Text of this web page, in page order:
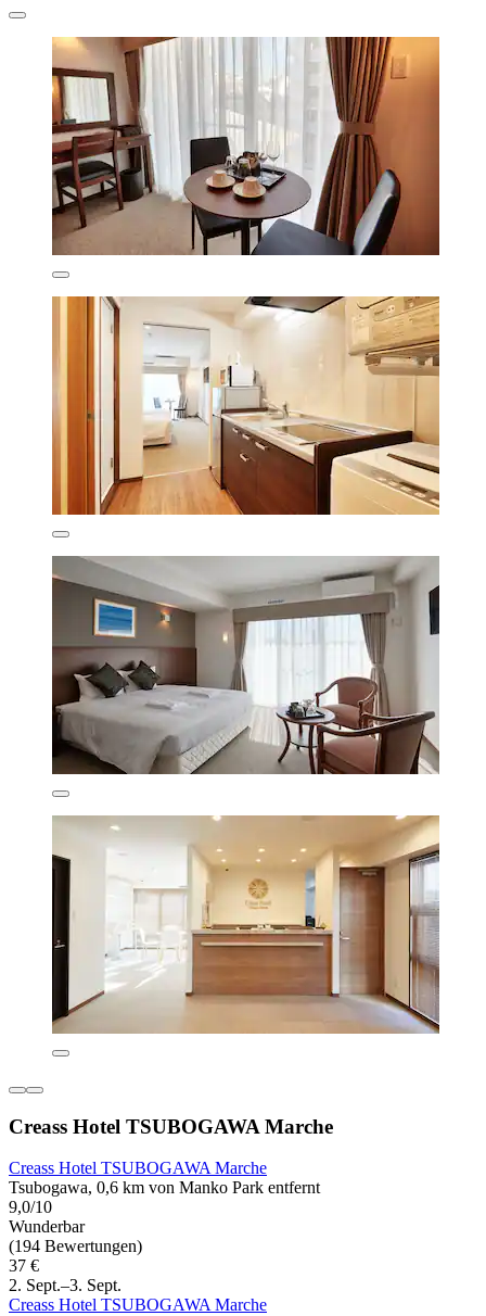
Creass Hotel TSUBOGAWA Marche
Creass Hotel TSUBOGAWA Marche
Tsubogawa, 0,6 km von Manko Park entfernt
9,0/10
Wunderbar
(194 Bewertungen)
37 €
2. Sept.–3. Sept.
Creass Hotel TSUBOGAWA Marche